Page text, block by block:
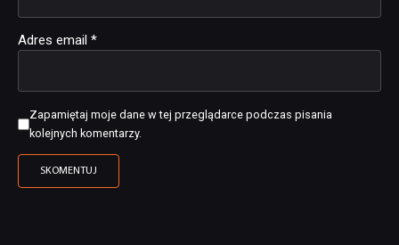
Adres email *
Zapamiętaj moje dane w tej przeglądarce podczas pisania
kolejnych komentarzy.